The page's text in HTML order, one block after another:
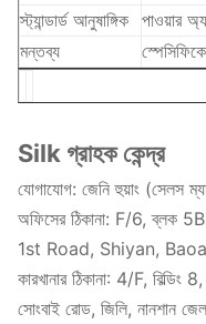
স্ট্যান্ডার্ড আনুষাঙ্গিক পাওয়ার
মন্তব্য
Silk গ্রাহক কেন্দ্র
যোগাযোগ: জেনি হুয়াং (সেলস
অফিসের ঠিকানা: F/6,
1st Road, Shiyan,
কারখানার ঠিকানা: 4/F, বিল্ডিং
সোংবাই রোড, জিলি, নানশান